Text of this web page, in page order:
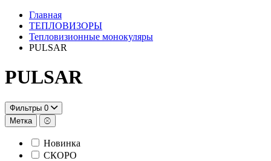
Главная
ТЕПЛОВИЗОРЫ
Тепловизионные монокуляры
PULSAR
PULSAR
Фильтры 0
Метка
Новинка
СКОРО